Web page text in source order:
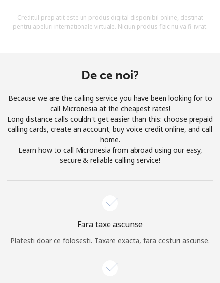
email.
Prin deschiderea unui cont pe acest site, sunt de acord cu
urmatoriiTermeni.
Inregistreaza-te
Buna!
Creditul preplatit este un produs digital disponibil online, destinat
pentru apeluri internationale virtuale. Niciun produs fizic nu va fi livrat.
De ce noi?
Because we are the calling service you have been looking for to
call Micronesia at the cheapest rates!
Long distance calls couldn't get easier than this: choose prepaid
calling cards, create an account, buy voice credit online, and call
home.
Learn how to call Micronesia from abroad using our easy,
secure & reliable calling service!
Fara taxe ascunse
Platesti doar ce folosesti. Taxare exacta, fara costuri ascunse.